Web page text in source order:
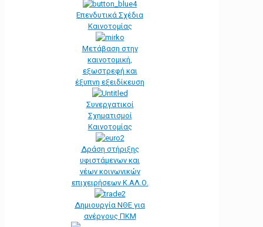
Επενδυτικά Σχέδια
Καινοτομίας
Μετάβαση στην
καινοτομική,
εξωστρεφή και
έξυπνη εξειδίκευση
Συνεργατικοί
Σχηματισμοί
Καινοτομίας
Δράση στήριξης
υφιστάμενων και
νέων κοινωνικών
επιχειρήσεων Κ.ΑΛ.Ο.
Δημιουργία ΝΘΕ για
ανέργους ΠΚΜ